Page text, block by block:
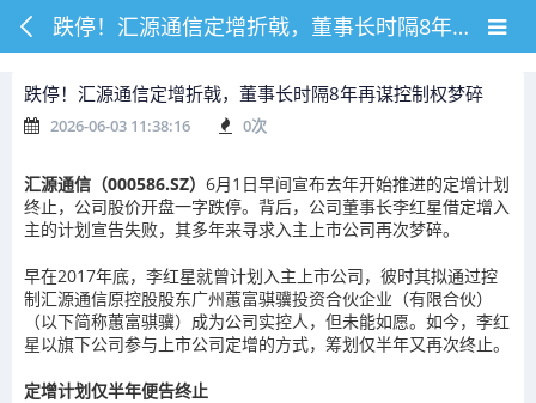
跌停！汇源通信定增折戟，董事长时隔8年再谋控制权梦碎
跌停！汇源通信定增折戟，董事长时隔8年再谋控制权梦碎
2026-06-03 11:38:16 0次
汇源通信（000586.SZ） 6月1日早间宣布去年开始推进的定增计划
终止，公司股价开盘一字跌停。背后，公司董事长李红星借定增入
主的计划宣告失败，其多年来寻求入主上市公司再次梦碎。
早在2017年底，李红星就曾计划入主上市公司，彼时其拟通过控
制汇源通信原控股股东广州蕙富骐骥投资合伙企业（有限合伙）
（以下简称蕙富骐骥）成为公司实控人，但未能如愿。如今，李红
星以旗下公司参与上市公司定增的方式，筹划仅半年又再次终止。
定增计划仅半年便告终止